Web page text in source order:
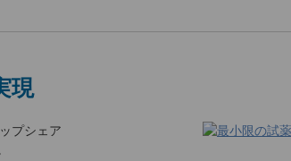
現
プシェア